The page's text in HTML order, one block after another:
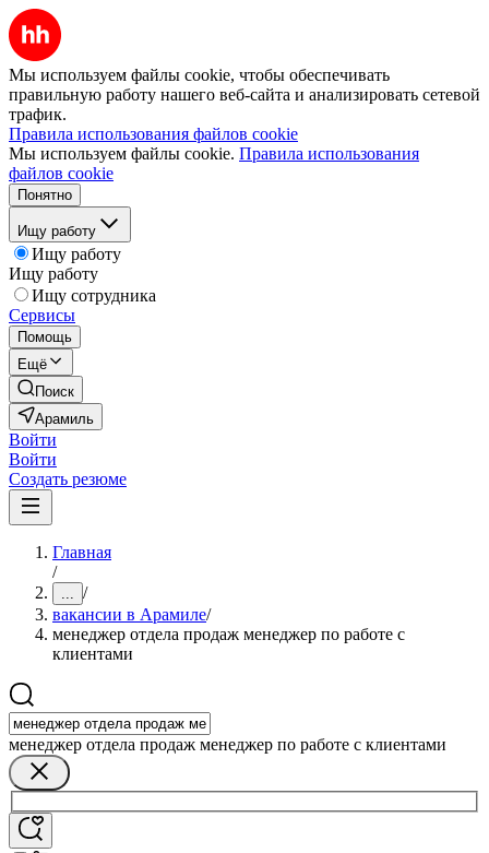
Мы используем файлы cookie, чтобы обеспечивать
правильную работу нашего веб-сайта и анализировать сетевой
трафик.
Правила использования файлов cookie
Мы используем файлы cookie. Правила использования
файлов cookie
Понятно
Ищу работу
Ищу работу
Ищу работу
Ищу сотрудника
Сервисы
Помощь
Ещё
Поиск
Арамиль
Войти
Войти
Создать резюме
Главная
/
... /
вакансии в Арамиле/
менеджер отдела продаж менеджер по работе с
клиентами
менеджер отдела продаж менеджер по работе с клиентами